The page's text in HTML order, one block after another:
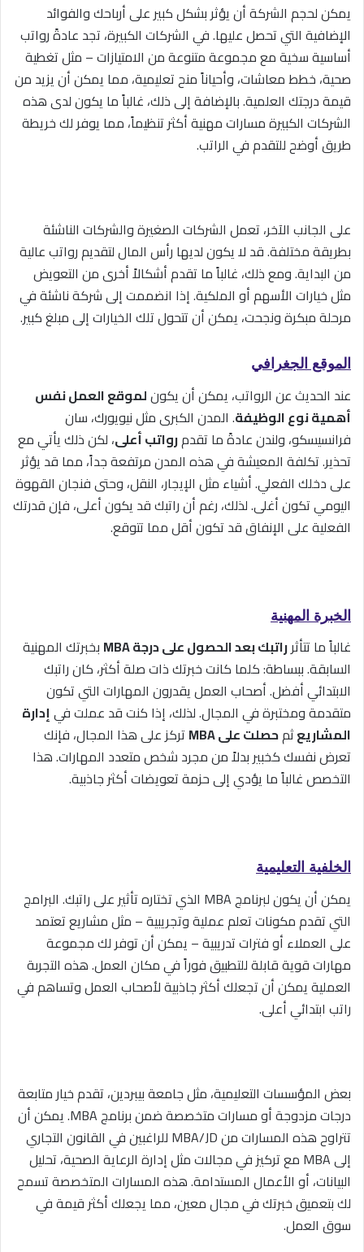
يمكن لحجم الشركة أن يؤثر بشكل كبير على أرباحك والفوائد
الإضافية التي تحصل عليها. في الشركات الكبيرة، تجد عادةً رواتب
أساسية سخية مع مجموعة متنوعة من الامتيازات – مثل تغطية
صحية، خطط معاشات، وأحياناً منح تعليمية، مما يمكن أن يزيد من
قيمة درجتك العلمية. بالإضافة إلى ذلك، غالباً ما يكون لدى هذه
الشركات الكبيرة مسارات مهنية أكثر تنظيماً، مما يوفر لك خريطة
طريق أوضح للتقدم في الراتب.
على الجانب الآخر، تعمل الشركات الصغيرة والشركات الناشئة
بطريقة مختلفة. قد لا يكون لديها رأس المال لتقديم رواتب عالية
من البداية. ومع ذلك، غالباً ما تقدم أشكالاً أخرى من التعويض
مثل خيارات الأسهم أو الملكية. إذا انضممت إلى شركة ناشئة في
مرحلة مبكرة ونجحت، يمكن أن تتحول تلك الخيارات إلى مبلغ كبير.
الموقع الجغرافي
عند الحديث عن الرواتب، يمكن أن يكونلموقع العمل نفس
أهمية نوع الوظيفة. المدن الكبرى مثل نيويورك، سان
فرانسيسكو، ولندن عادةً ما تقدمرواتب أعلى، لكن ذلك يأتي مع
تحذير. تكلفة المعيشة في هذه المدن مرتفعة جداً، مما قد يؤثر
على دخلك الفعلي. أشياء مثل الإيجار، النقل، وحتى فنجان القهوة
اليومي تكون أغلى. لذلك، رغم أن راتبك قد يكون أعلى، فإن قدرتك
الفعلية على الإنفاق قد تكون أقل مما تتوقع.
الخبرة المهنية
غالباً ما تتأثرراتبك بعد الحصول على درجة MBA
بخبرتك المهنية
السابقة. ببساطة: كلما كانت خبرتك ذات صلة أكثر، كان راتبك
الابتدائي أفضل. أصحاب العمل يقدرون المهارات التي تكون
متقدمة ومختبرة في المجال. لذلك، إذا كنت قد عملت فيإدارة
المشاريعثمحصلت على MBA
تركز على هذا المجال، فإنك
تعرض نفسك كخبير بدلاً من مجرد شخص متعدد المهارات. هذا
التخصص غالباً ما يؤدي إلى حزمة تعويضات أكثر جاذبية.
الخلفية التعليمية
يمكن أن يكون لبرنامج MBA الذي تختاره تأثير على راتبك. البرامج
التي تقدم مكونات تعلم عملية وتجريبية – مثل مشاريع تعتمد
على العملاء أو فترات تدريبية – يمكن أن توفر لك مجموعة
مهارات قوية قابلة للتطبيق فوراً في مكان العمل. هذه التجربة
العملية يمكن أن تجعلك أكثر جاذبية لأصحاب العمل وتساهم في
راتب ابتدائي أعلى.
بعض المؤسسات التعليمية، مثل جامعة بيبردين، تقدم خيار متابعة
درجات مزدوجة أو مسارات متخصصة ضمن برنامج MBA. يمكن أن
تتراوح هذه المسارات من MBA/JD للراغبين في القانون التجاري
إلى MBA مع تركيز في مجالات مثل إدارة الرعاية الصحية، تحليل
البيانات، أو الأعمال المستدامة. هذه المسارات المتخصصة تسمح
لك بتعميق خبرتك في مجال معين، مما يجعلك أكثر قيمة في
سوق العمل.